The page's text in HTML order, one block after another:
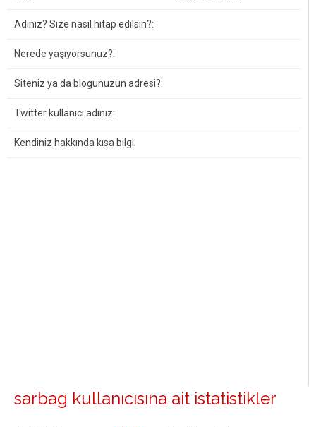
Adınız? Size nasıl hitap edilsin?:
Nerede yaşıyorsunuz?:
Siteniz ya da blogunuzun adresi?:
Twitter kullanıcı adınız:
Kendiniz hakkında kısa bilgi:
sarbag kullanıcısına ait istatistikler